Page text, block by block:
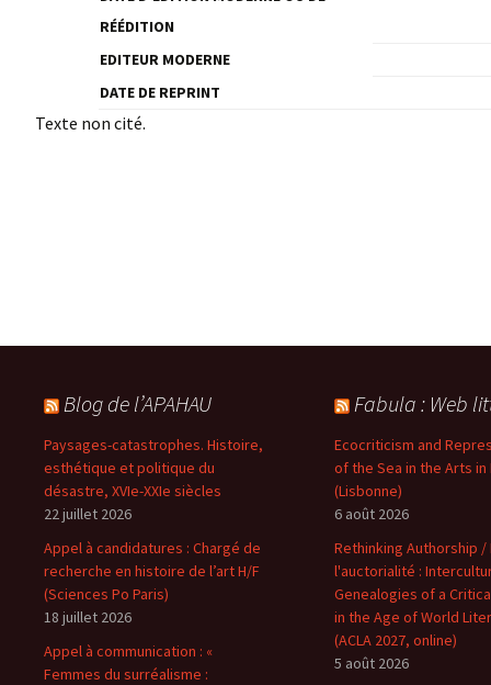
RÉÉDITION
EDITEUR MODERNE
DATE DE REPRINT
Texte non cité.
Blog de l’APAHAU
Paysages-catastrophes. Histoire,
esthétique et politique du
désastre, XVIe-XXIe siècles
22 juillet 2026
Appel à candidatures : Chargé de
recherche en histoire de l’art H/F
(Sciences Po Paris)
18 juillet 2026
Appel à communication : «
Femmes du surréalisme :
Fabula : Web
Ecocriticism and
of the Sea in the Arts
(Lisbonne)
6 août 2026
Rethinking Authorship
l'auctorialité :
Genealogies of a
in the Age of World
(ACLA 2027, online)
5 août 2026